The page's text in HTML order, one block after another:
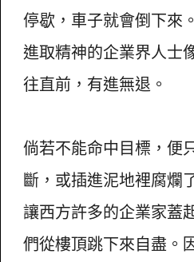
停歇，車子就會倒下來
進取精神的企業界人士
往直前，有進無退。
倘若不能命中目標，便
斷，或插進泥地裡腐爛
讓西方許多的企業家蓋
們從樓頂跳下來自盡。